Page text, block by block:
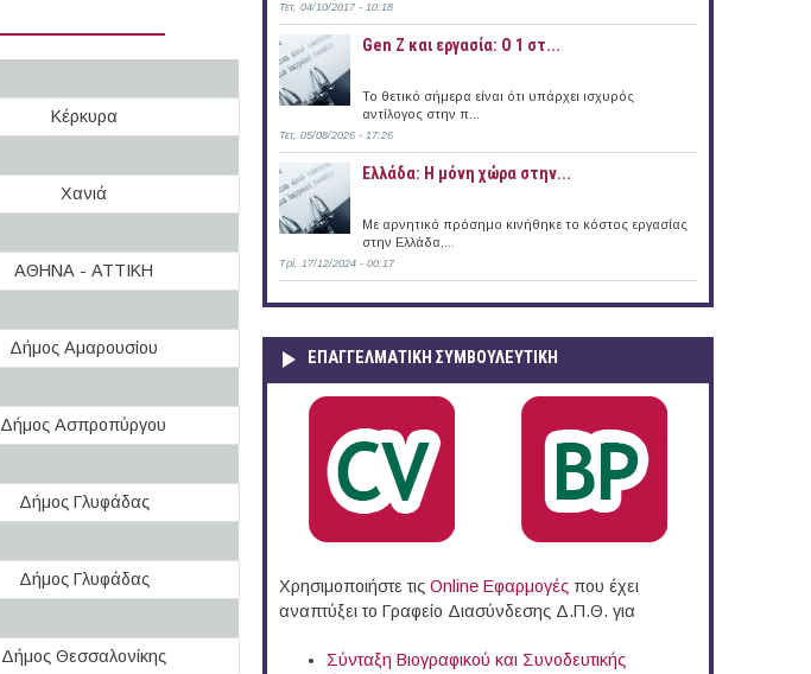
Κέρκυρα
Χανιά
ΑΘΗΝΑ - ΑΤΤΙΚΗ
Δήμος Αμαρουσίου
Δήμος Ασπροπύργου
Δήμος Γλυφάδας
Δήμος Γλυφάδας
Δήμος Θεσσαλονίκης
Τετ, 04/10/2017 - 10:18
Gen Z και εργασία: Ο 1 στ...
Το θετικό σήμερα είναι ότι υπάρχει ισχυρός
αντίλογος στην π...
Τετ, 05/08/2026 - 17:26
Ελλάδα: Η μόνη χώρα στην...
Με αρνητικό πρόσημο κινήθηκε το κόστος εργασίας
στην Ελλάδα,...
Τρί, 17/12/2024 - 00:17
ΕΠΑΓΓΕΛΜΑΤΙΚΉ ΣΥΜΒΟΥΛΕΥΤΙΚΉ
Χρησιμοποιήστε τις Online Eφαρμογές που έχει
αναπτύξει το Γραφείο Διασύνδεσης Δ.Π.Θ. για
Σύνταξη Βιογραφικού και Συνοδευτικής